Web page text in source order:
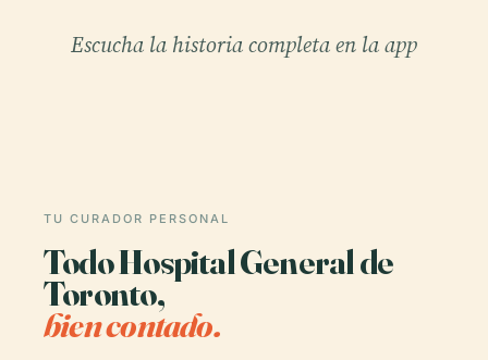
Escucha la historia completa en la app
TU CURADOR PERSONAL
Todo Hospital General de
Toronto,
bien contado.